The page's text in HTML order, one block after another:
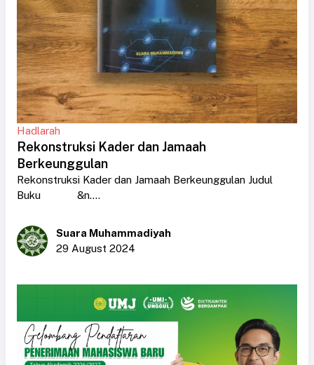
Hadlarah
Rekonstruksi Kader dan Jamaah
Berkeunggulan
Rekonstruksi Kader dan Jamaah Berkeunggulan Judul
Buku &n....
Suara Muhammadiyah
29 August 2024